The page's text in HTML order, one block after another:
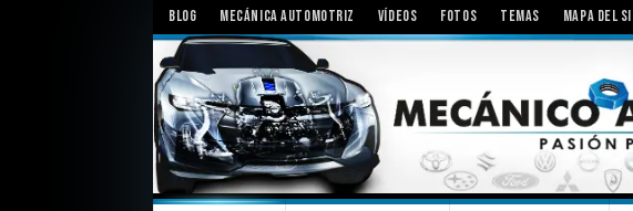
BLOG MECÁNICA AUTOMOTRIZ VÍDEOS FOTOS TEMAS MAPA DEL